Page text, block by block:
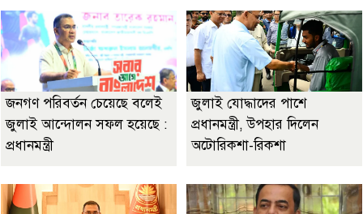
জনগণ পরিবর্তন চেয়েছে বলেই
জুলাই আন্দোলন সফল হয়েছে :
প্রধানমন্ত্রী
জুলাই যোদ্ধাদের পাশে
প্রধানমন্ত্রী, উপহার দিলেন
অটোরিকশা-রিকশা